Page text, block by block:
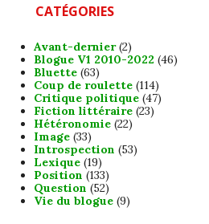
CATÉGORIES
Avant-dernier(2)
Blogue V1 2010-2022 (46)
Bluette(63)
Coup de roulette(114)
Critique politique(47)
Fiction littéraire(23)
Hétéronomie(22)
Image(33)
Introspection (53)
Lexique(19)
Position (133)
Question (52)
Vie du blogue(9)